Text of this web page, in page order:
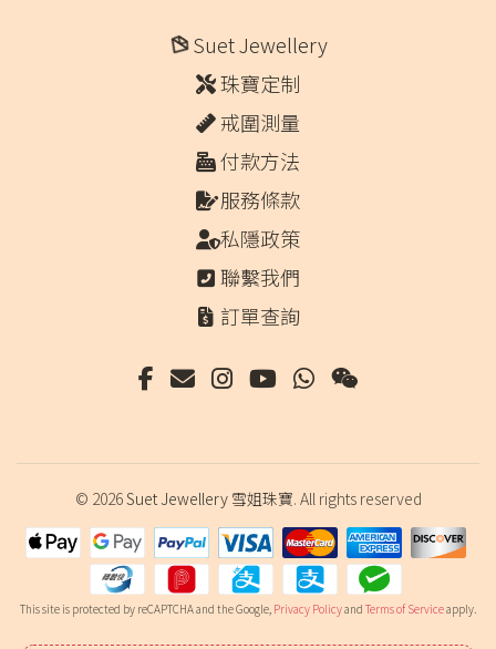
Suet Jewellery
珠寶定制
戒圍測量
付款方法
服務條款
私隱政策
聯繫我們
訂單查詢
© 2026Suet Jewellery 雪姐珠寶. All rights reserved
This site is protected by reCAPTCHA and the Google, Privacy Policyand Terms of Serviceapply.